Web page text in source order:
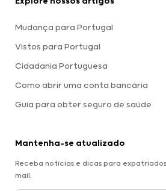
Mudança para Portugal
Vistos para Portugal
Cidadania Portuguesa
Como abrir uma conta bancária
Guia para obter seguro de saúde
Mantenha-se atualizado
Receba notícias e dicas para
mail.